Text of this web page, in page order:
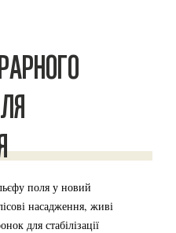
поля у новий
насадження, живі
для стабілізації